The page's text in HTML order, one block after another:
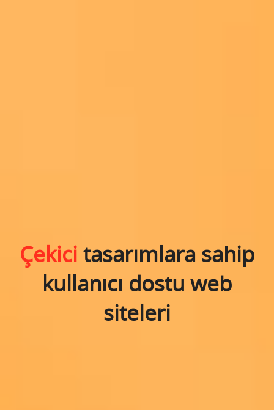
Çekici tasarımlara sahip
kullanıcı dostu web
siteleri